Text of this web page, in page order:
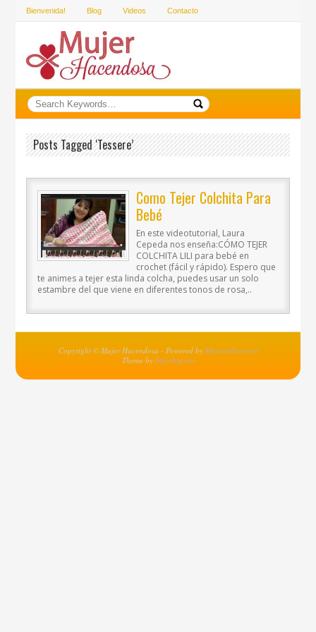
Bienvenida! Blog Videos Contacto
Posts Tagged ‘tessere’
Como Tejer Colchita Para
Bebé
En este videotutorial, Laura
Cepeda nos enseña:CÓMO TEJER
COLCHITA LILI para bebé en
crochet (fácil y rápido). Espero que
te animes a tejer esta linda colcha, puedes usar un solo
estambre del que viene en diferentes tonos de rosa,..
Copyright © Mujer Hacendosa - Powered by MejoresInventos
Theme by Infochip.net